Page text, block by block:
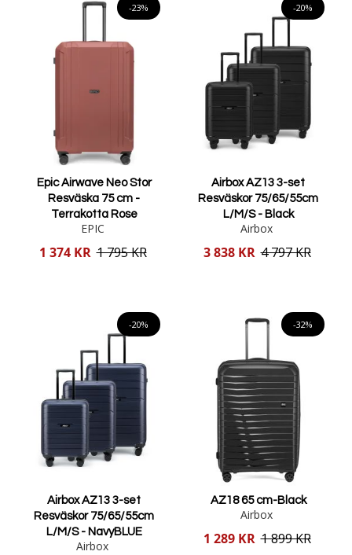
-23%
Epic Airwave Neo Stor
Resväska 75 cm -
Terrakotta Rose
EPIC
Reducerat
1 374 KR 1 795 KR
-20%
Airbox AZ13 3-set
Resväskor 75/65/55cm
L/M/S - Black
Airbox
Reducerat
3 838 KR 4 797 KR
-20%
Airbox AZ13 3-set
Resväskor 75/65/55cm
L/M/S - NavyBLUE
Airbox
-32%
AZ18 65 cm-Black
Airbox
Reducerat
1 289 KR 1 899 KR